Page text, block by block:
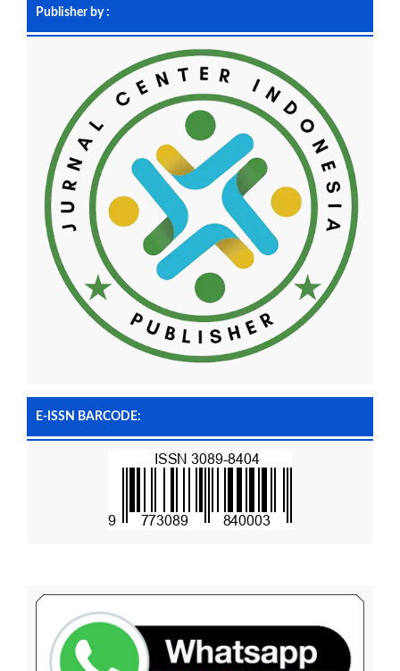
Publisher by :
E-ISSN BARCODE: